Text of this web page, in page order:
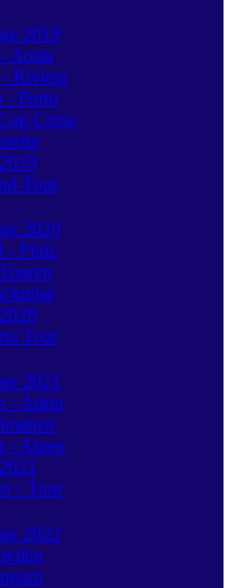
2019
Aosta
Riviera
- Porto
Corse
Tour
2020
- Pfalz
Tour
2021
- Adria
- Alpen
- Tour
2022